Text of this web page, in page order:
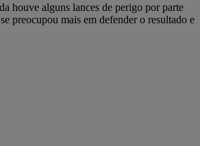
houve alguns lances de perigo por parte
preocupou mais em defender o resultado e